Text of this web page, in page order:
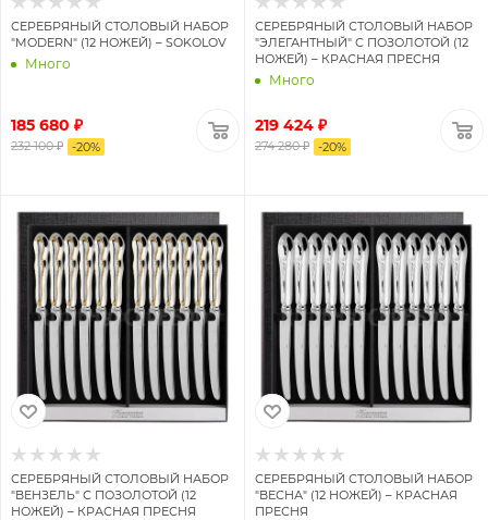
СЕРЕБРЯНЫЙ СТОЛОВЫЙ НАБОР
"MODERN" (12 НОЖЕЙ) – SOKOLOV
Много
185 680 ₽
232 100 ₽ -20%
СЕРЕБРЯНЫЙ СТОЛОВЫЙ НАБОР
"ЭЛЕГАНТНЫЙ" С ПОЗОЛОТОЙ (12
НОЖЕЙ) – КРАСНАЯ ПРЕСНЯ
Много
219 424 ₽
274 280 ₽ -20%
СЕРЕБРЯНЫЙ СТОЛОВЫЙ НАБОР
"ВЕНЗЕЛЬ" С ПОЗОЛОТОЙ (12
НОЖЕЙ) – КРАСНАЯ ПРЕСНЯ
СЕРЕБРЯНЫЙ СТОЛОВЫЙ НАБОР
"ВЕСНА" (12 НОЖЕЙ) – КРАСНАЯ
ПРЕСНЯ